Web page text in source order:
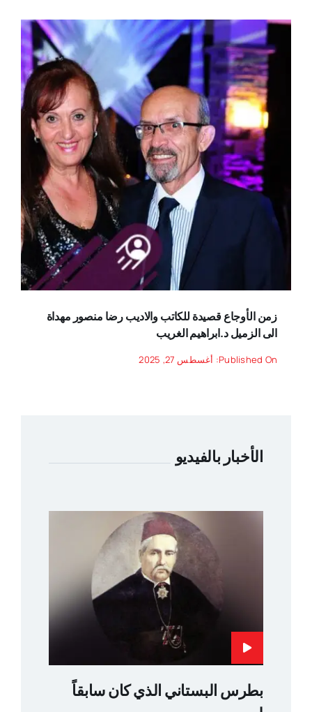
زمن الأوجاع قصيدة للكاتب والاديب رضا منصور مهداة
الى الزميل د.ابراهيم الغريب
Published On: أغسطس 27, 2025
الأخبار بالفيديو
بطرس البستاني الذي كان سابقاً